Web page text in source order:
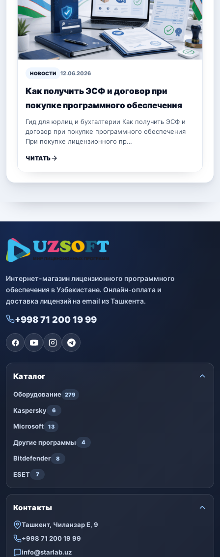
НОВОСТИ 12.06.2026
Как получить ЭСФ и договор при
покупке программного обеспечения
Гид для юрлиц и бухгалтерии Как получить ЭСФ и
договор при покупке программного обеспечения
При покупке лицензионного пр…
ЧИТАТЬ
Интернет-магазин лицензионного программного
обеспечения в Узбекистане. Онлайн-оплата и
доставка лицензий на email из Ташкента.
+998 71 200 19 99
Каталог
Оборудование 279
Kaspersky 6
Microsoft 13
Другие программы 4
Bitdefender 8
ESET 7
Контакты
Ташкент, Чиланзар Е, 9
+998 71 200 19 99
info@starlab.uz